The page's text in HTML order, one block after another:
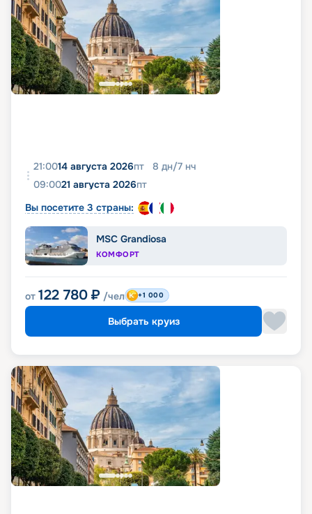
21:0014 августа 2026пт 8 дн/7 нч
09:0021 августа 2026пт
Вы посетите 3 страны:
MSC Grandiosa
КОМФОРТ
от 122 780 ₽ /чел +1 000
Выбрать круиз